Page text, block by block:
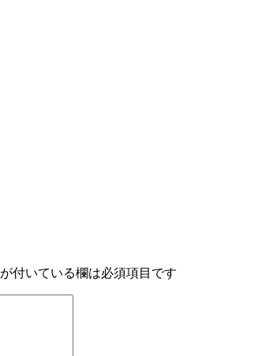
が付いている欄は必須項目です